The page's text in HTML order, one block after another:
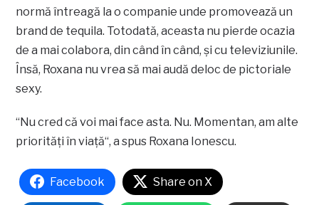
normă întreagă la o companie unde promovează un
brand de tequila. Totodată, aceasta nu pierde ocazia
de a mai colabora, din când în când, şi cu televiziunile.
Însă, Roxana nu vrea să mai audă deloc de pictoriale
sexy.
“Nu cred că voi mai face asta. Nu. Momentan, am alte
priorități în viață“, a spus Roxana Ionescu.
Facebook Share on X